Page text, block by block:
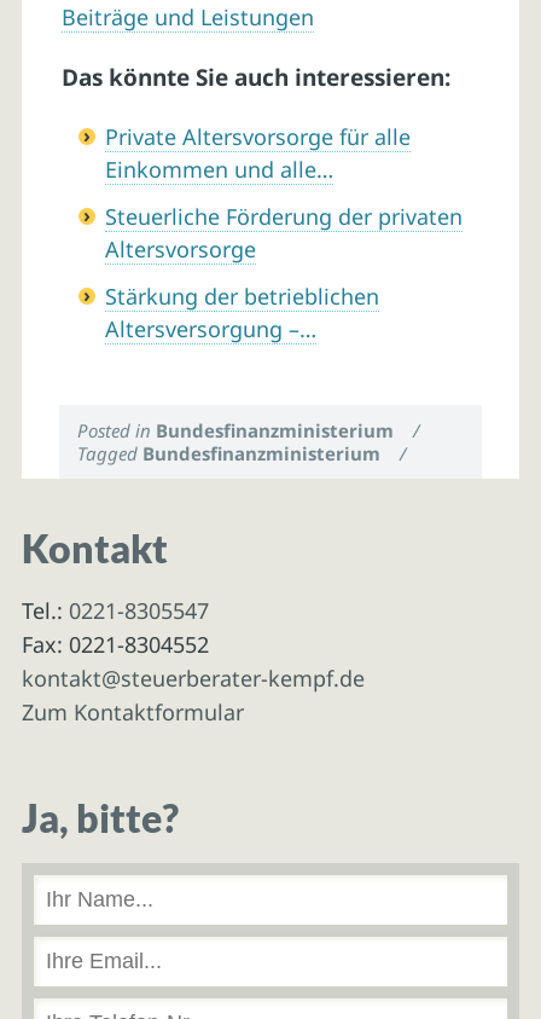
Beiträge und Leistungen
Das könnte Sie auch interessieren:
Private Altersvorsorge für alle
Einkommen und alle…
Steuerliche Förderung der privaten
Altersvorsorge
Stärkung der betrieblichen
Altersversorgung –…
Posted in Bundesfinanzministerium
/
Tagged Bundesfinanzministerium /
Kontakt
Tel.: 0221-8305547
Fax: 0221-8304552
kontakt@steuerberater-kempf.de
Zum Kontaktformular
Ja, bitte?